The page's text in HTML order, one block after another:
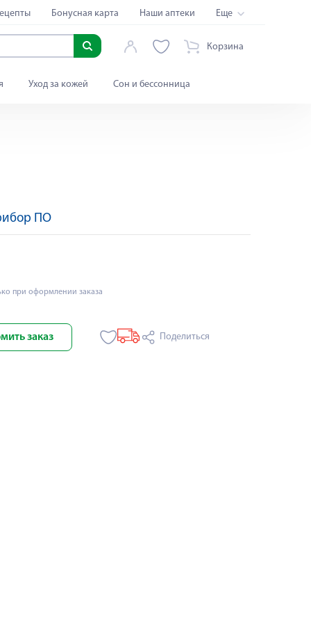
Бонусная карта Наши аптеки Еще
Корзина
Уход за кожей Сон и бессонница
ПО
при оформлении заказа
заказ Поделиться